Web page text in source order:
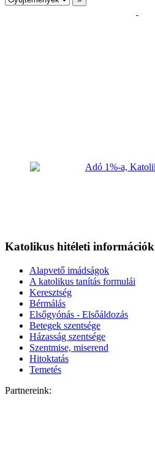
Katolikus hitéleti információk
Alapvető imádságok
A katolikus tanítás formulái
Keresztség
Bérmálás
Elsőgyónás - Elsőáldozás
Betegek szentsége
Házasság szentsége
Szentmise, miserend
Hitoktatás
Temetés
Partnereink: